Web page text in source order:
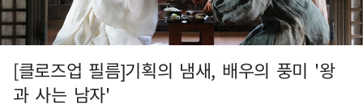
[클로즈업 필름]기획의 냄새, 배우의 풍미 '왕
과 사는 남자'